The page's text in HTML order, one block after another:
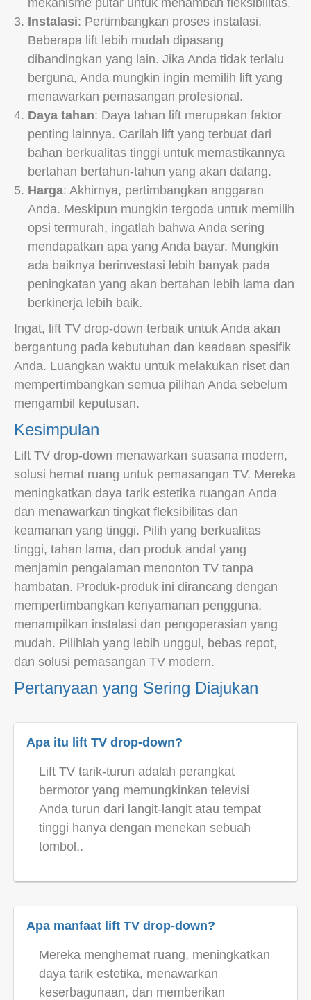
Instalasi: Pertimbangkan proses instalasi.
Beberapa lift lebih mudah dipasang
dibandingkan yang lain. Jika Anda tidak terlalu
berguna, Anda mungkin ingin memilih lift yang
menawarkan pemasangan profesional.
Daya tahan: Daya tahan lift merupakan faktor
penting lainnya. Carilah lift yang terbuat dari
bahan berkualitas tinggi untuk memastikannya
bertahan bertahun-tahun yang akan datang.
Harga: Akhirnya, pertimbangkan anggaran
Anda. Meskipun mungkin tergoda untuk memilih
opsi termurah, ingatlah bahwa Anda sering
mendapatkan apa yang Anda bayar. Mungkin
ada baiknya berinvestasi lebih banyak pada
peningkatan yang akan bertahan lebih lama dan
berkinerja lebih baik.
Ingat, lift TV drop-down terbaik untuk Anda akan
bergantung pada kebutuhan dan keadaan spesifik
Anda. Luangkan waktu untuk melakukan riset dan
mempertimbangkan semua pilihan Anda sebelum
mengambil keputusan.
Kesimpulan
Lift TV drop-down menawarkan suasana modern,
solusi hemat ruang untuk pemasangan TV. Mereka
meningkatkan daya tarik estetika ruangan Anda
dan menawarkan tingkat fleksibilitas dan
keamanan yang tinggi. Pilih yang berkualitas
tinggi, tahan lama, dan produk andal yang
menjamin pengalaman menonton TV tanpa
hambatan. Produk-produk ini dirancang dengan
mempertimbangkan kenyamanan pengguna,
menampilkan instalasi dan pengoperasian yang
mudah. Pilihlah yang lebih unggul, bebas repot,
dan solusi pemasangan TV modern.
Pertanyaan yang Sering Diajukan
Apa itu lift TV drop-down?
Lift TV tarik-turun adalah perangkat
bermotor yang memungkinkan televisi
Anda turun dari langit-langit atau tempat
tinggi hanya dengan menekan sebuah
tombol..
Apa manfaat lift TV drop-down?
Mereka menghemat ruang, meningkatkan
daya tarik estetika, menawarkan
keserbagunaan, dan memberikan